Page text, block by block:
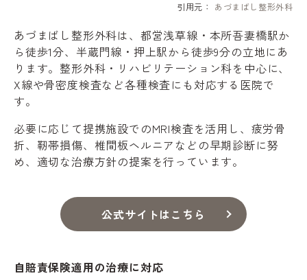
引用元： あづまばし整形外科
あづまばし整形外科は、都営浅草線・本所吾妻橋駅か
ら徒歩1分、半蔵門線・押上駅から徒歩9分の立地にあ
ります。整形外科・リハビリテーション科を中心に、
X線や骨密度検査など各種検査にも対応する医院で
す。
必要に応じて提携施設でのMRI検査を活用し、疲労骨
折、靭帯損傷、椎間板ヘルニアなどの早期診断に努
め、適切な治療方針の提案を行っています。
公式サイトはこちら
自賠責保険適用の治療に対応